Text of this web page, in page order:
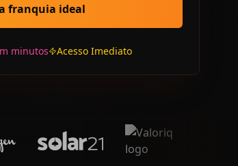
franquia ideal
minutos Acesso Imediato